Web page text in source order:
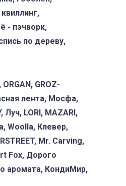
- пэчворк,
по дереву,
GROZ-
лента, Мосфа,
LORI, MAZARI,
Woolla, Клевер,
Mr. Carving,
Fox, Дорого
аромата, КондиМир,